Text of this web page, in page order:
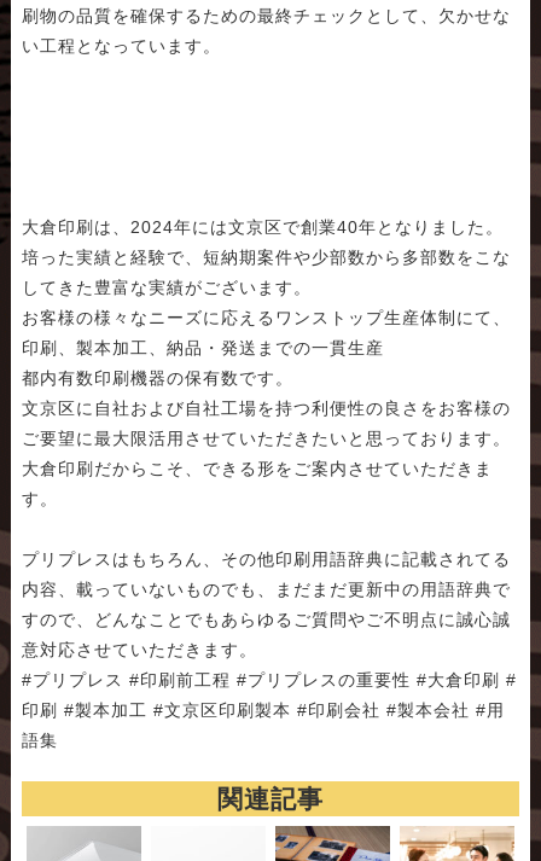
刷物の品質を確保するための最終チェックとして、欠かせな
い工程となっています。
大倉印刷は、2024年には文京区で創業40年となりました。
培った実績と経験で、短納期案件や少部数から多部数をこな
してきた豊富な実績がございます。
お客様の様々なニーズに応えるワンストップ生産体制にて、
印刷、製本加工、納品・発送までの一貫生産
都内有数印刷機器の保有数です。
文京区に自社および自社工場を持つ利便性の良さをお客様の
ご要望に最大限活用させていただきたいと思っております。
大倉印刷だからこそ、できる形をご案内させていただきま
す。
プリプレスはもちろん、その他印刷用語辞典に記載されてる
内容、載っていないものでも、まだまだ更新中の用語辞典で
すので、どんなことでもあらゆるご質問やご不明点に誠心誠
意対応させていただきます。
#プリプレス #印刷前工程 #プリプレスの重要性 #大倉印刷 #
印刷 #製本加工 #文京区印刷製本 #印刷会社 #製本会社 #用
語集
関連記事